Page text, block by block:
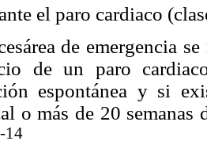
el paro cardiaco
de emergencia
de un paro
espontánea y si
o más de 20 semanas
14